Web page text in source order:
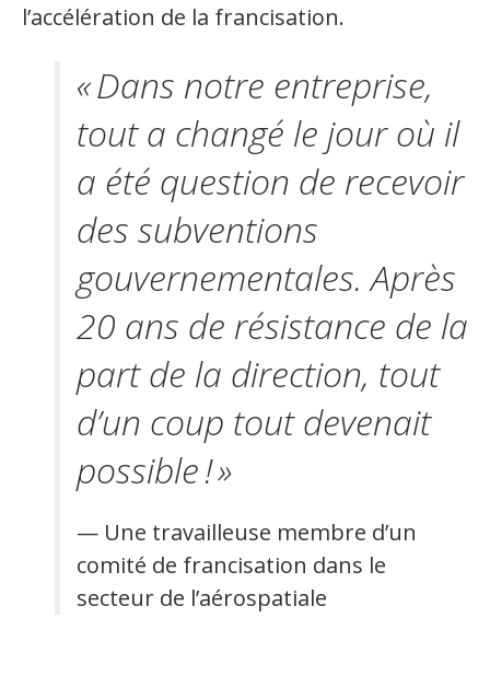
l’accélération de la francisation.
« Dans notre entreprise,
tout a changé le jour où il
a été question de recevoir
des subventions
gouvernementales. Après
20 ans de résistance de la
part de la direction, tout
d’un coup tout devenait
possible ! »
— Une travailleuse membre d’un
comité de francisation dans le
secteur de l’aérospatiale